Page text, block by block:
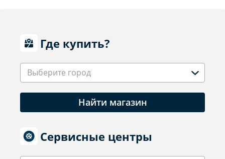
Где купить?
Выберите город
Найти магазин
Сервисные центры